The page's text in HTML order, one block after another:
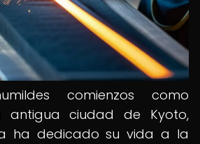
comienzos como
antigua ciudad de Kyoto,
ha dedicado su vida a la